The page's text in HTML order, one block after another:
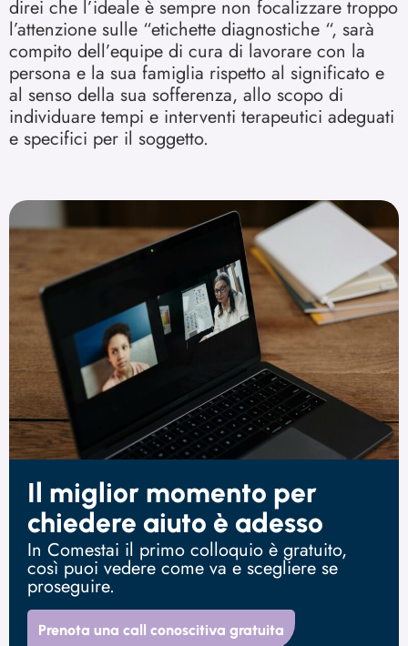
direi che l’ideale è sempre non focalizzare troppo
l’attenzione sulle “etichette diagnostiche “, sarà
compito dell’equipe di cura di lavorare con la
persona e la sua famiglia rispetto al significato e
al senso della sua sofferenza, allo scopo di
individuare tempi e interventi terapeutici adeguati
e specifici per il soggetto.
Il miglior momento per
chiedere aiuto è adesso
In Comestai il primo colloquio è gratuito,
così puoi vedere come va e scegliere se
proseguire.
Prenota una call conoscitiva gratuita